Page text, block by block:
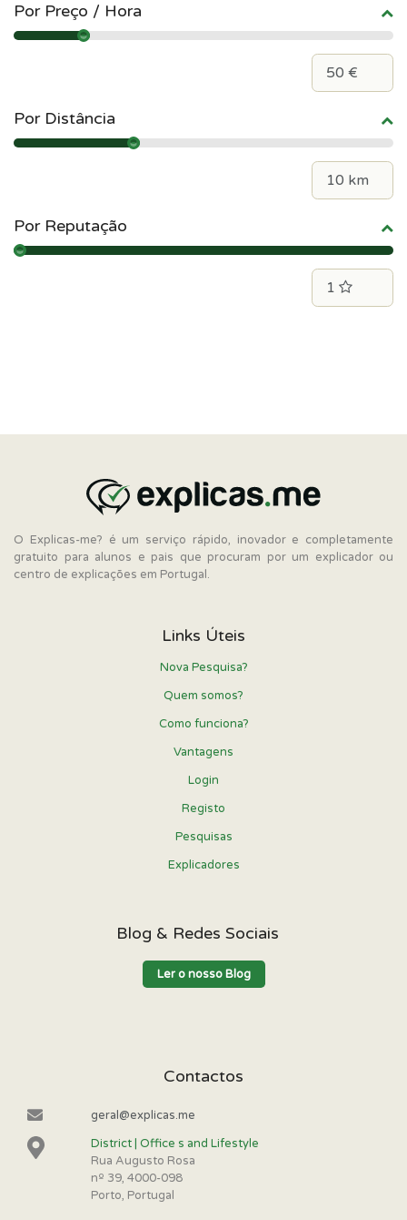
Por Preço / Hora
Por Distância
Por Reputação
O Explicas-me? é um serviço rápido, inovador e completamente
gratuito para alunos e pais que procuram por um explicador ou
centro de explicações em Portugal.
Links Úteis
Nova Pesquisa?
Quem somos?
Como funciona?
Vantagens
Login
Registo
Pesquisas
Explicadores
Blog & Redes Sociais
Ler o nosso Blog
Contactos
geral@explicas.me
District | Office s and Lifestyle
Rua Augusto Rosa
nº 39, 4000-098
Porto, Portugal